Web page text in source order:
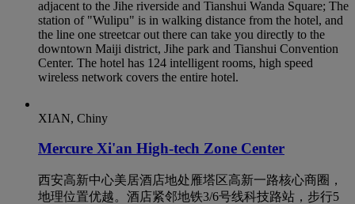
adjacent to the Jihe riverside and Tianshui Wanda Square; The
station of "Wulipu" is in walking distance from the hotel, and
the line one streetcar out there can take you directly to the
downtown Maiji district, Jihe park and Tianshui Convention
Center. The hotel has 124 intelligent rooms, high speed
wireless network covers the entire hotel.
XIAN, Chiny
Mercure Xi'an High-tech Zone Center
西安高新中心美居酒店地处雁塔区高新一路核心商圈，
地理位置优越。酒店紧邻地铁3/6号线科技路站，步行5